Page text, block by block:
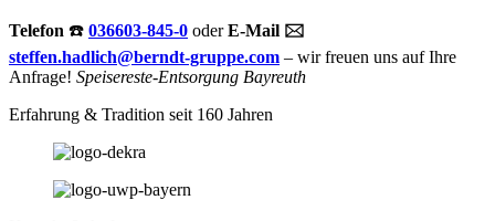
Telefon ☎️ 036603-845-0 oderE-Mail 🖂
steffen.hadlich@berndt-gruppe.com – wir freuen uns auf Ihre
Anfrage! Speisereste-Entsorgung Bayreuth
Erfahrung & Tradition seit 160 Jahren